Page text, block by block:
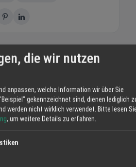
Biomarkt Naturalia
zwischen Lahr und Offenburg.
Ihnen eine große Auswahl an
und gesunden Bio-Lebensmitteln,
direkt von
Dazu die wohl größte Bio-
der Ortenau und viele ausgesuchte
„Ubriaco“ – Italienischer
die wir nutzen
anpassen, welche Information wir über Sie
gekennzeichnet sind, dienen lediglich
werden nicht wirklich verwendet. Bitte lesen
, um weitere Details zu erfahren.